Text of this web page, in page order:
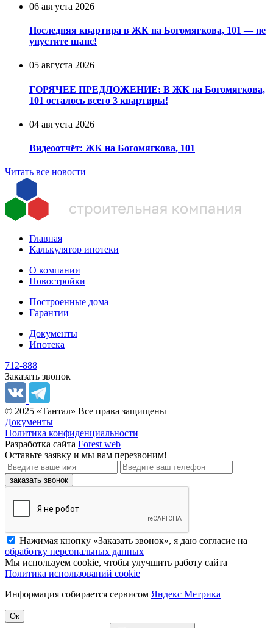
06 августа 2026
Последняя квартира в ЖК на Богомягкова, 101 — не
упустите шанс!
05 августа 2026
ГОРЯЧЕЕ ПРЕДЛОЖЕНИЕ: В ЖК на Богомягкова,
101 осталось всего 3 квартиры!
04 августа 2026
Видеоотчёт: ЖК на Богомягкова, 101
Читать все новости
Главная
Калькулятор ипотеки
О компании
Новостройки
Построенные дома
Гарантии
Документы
Ипотека
712-888
Заказать звонок
© 2025 «Тантал» Все права защищены
Документы
Политика конфиденциальности
Разработка сайта Forest web
Оставьте заявку и мы вам перезвоним!
заказать звонок
Нажимая кнопку «Заказать звонок», я даю согласие на
обработку персональных данных
Мы используем cookie, чтобы улучшить работу сайта
Политика использований cookie
Информация собирается сервисом Яндекс Метрика
Ок